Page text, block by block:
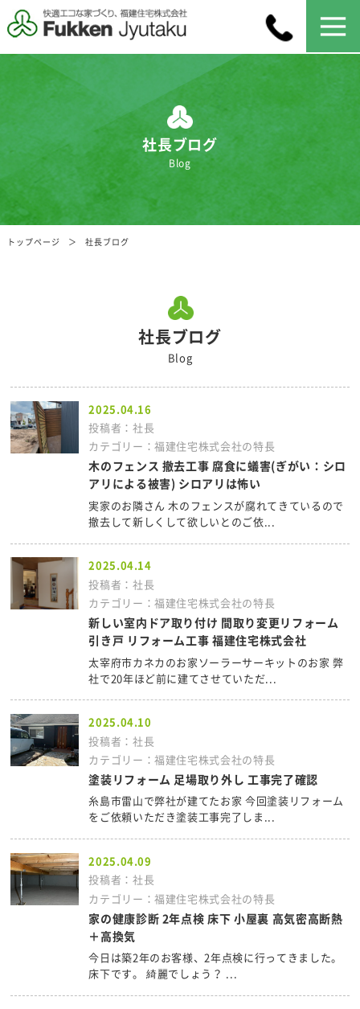
社長ブログ
Blog
トップページ 社長ブログ
社長ブログ
Blog
2025.04.16
投稿者：社長
カテゴリー：福建住宅株式会社の特長
木のフェンス 撤去工事 腐食に蟻害(ぎがい：シロ
アリによる被害) シロアリは怖い
実家のお隣さん 木のフェンスが腐れてきているので
撤去して新しくして欲しいとのご依...
2025.04.14
投稿者：社長
カテゴリー：福建住宅株式会社の特長
新しい室内ドア取り付け 間取り変更リフォーム
引き戸 リフォーム工事 福建住宅株式会社
太宰府市カネカのお家ソーラーサーキットのお家 弊
社で20年ほど前に建てさせていただ...
2025.04.10
投稿者：社長
カテゴリー：福建住宅株式会社の特長
塗装リフォーム 足場取り外し 工事完了確認
糸島市雷山で弊社が建てたお家 今回塗装リフォーム
をご依頼いただき塗装工事完了しま...
2025.04.09
投稿者：社長
カテゴリー：福建住宅株式会社の特長
家の健康診断 2年点検 床下 小屋裏 高気密高断熱
＋高換気
今日は築2年のお客様、2年点検に行ってきました。
床下です。 綺麗でしょう？ ...